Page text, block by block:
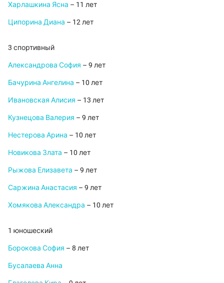
Харлашкина Ясна – 11 лет
Ципорина Диана – 12 лет
3 спортивный
Александрова София – 9 лет
Бачурина Ангелина – 10 лет
Ивановская Алисия – 13 лет
Кузнецова Валерия – 9 лет
Нестерова Арина – 10 лет
Новикова Злата – 10 лет
Рыжова Елизавета – 9 лет
Саржина Анастасия – 9 лет
Хомякова Александра – 10 лет
1 юношеский
Борокова София – 8 лет
Бусалаева Анна